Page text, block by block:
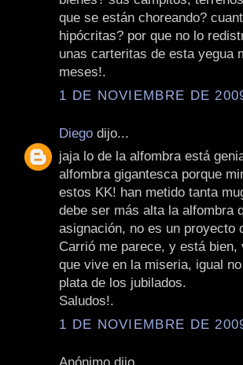
que se están choreando?
hipócritas? por que no lo
unas carteritas de esta yegua
meses!.
1 DE NOVIEMBRE DE
Diego dijo...
jaja lo de la alfombra está
alfombra gigantesca porque
estos KK! han metido tanta
debe ser más alta la alfombra
asignación, no es un proyecto
Carrió me parece, y está
que vive en la miseria, igual
plata de los jubilados.
Saludos!.
1 DE NOVIEMBRE DE
Anónimo dijo...